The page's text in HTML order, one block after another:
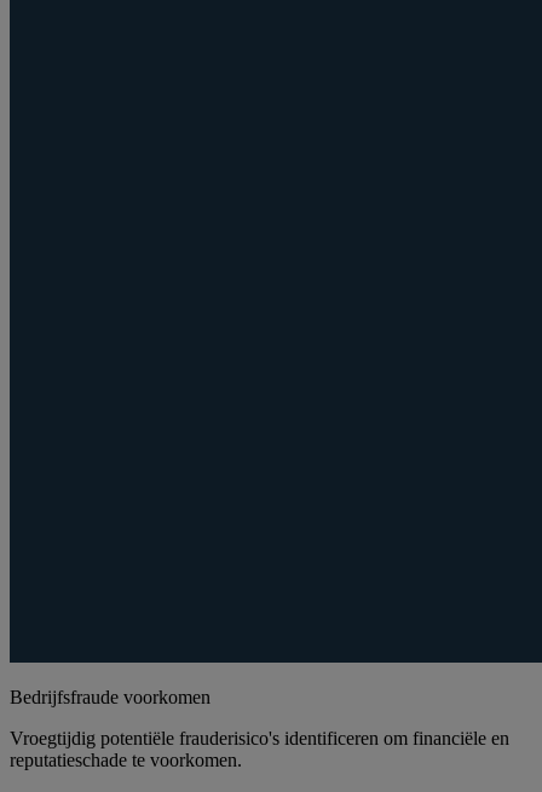
Bedrijfsfraude voorkomen
Vroegtijdig potentiële frauderisico's identificeren om financiële en
reputatieschade te voorkomen.